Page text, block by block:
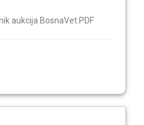
aukcija BosnaVet.PDF